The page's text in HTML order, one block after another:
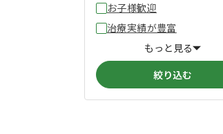
お子様歓迎
治療実績が豊富
もっと見る
絞り込む